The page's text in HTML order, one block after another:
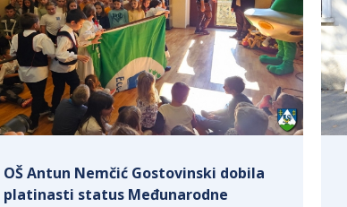
OŠ Antun Nemčić Gostovinski dobila
platinasti status Međunarodne